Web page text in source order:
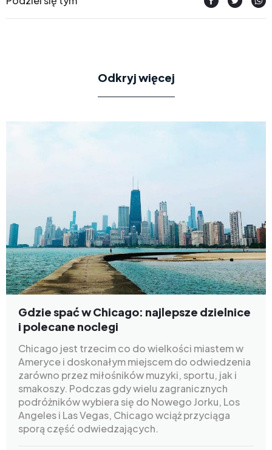
Odkryj więcej
Gdzie spać w Chicago: najlepsze dzielnice
i polecane noclegi
Chicago jest trzecim co do wielkości miastem w
Ameryce i doskonałym miejscem do odwiedzenia
zarówno przez miłośników muzyki, sportu, jak i
smakoszy. Podczas gdy wielu zagranicznych
podróżników wybiera się do Nowego Jorku, Los
Angeles i Las Vegas, Chicago wciąż przyciąga
sporą część odwiedzających.